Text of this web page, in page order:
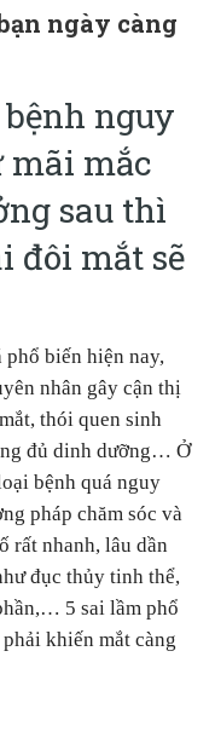
ngày càng
nguy
mãi mắc
sau thì
đôi mắt sẽ
phổ biến hiện nay,
nhân gây cận thị
thói quen sinh
đủ dinh dưỡng… Ở
bệnh quá nguy
pháp chăm sóc và
rất nhanh, lâu dần
đục thủy tinh thể,
5 sai lầm phổ
khiến mắt càng